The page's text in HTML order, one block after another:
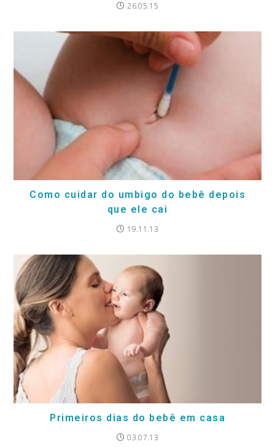
26.05.15
Como cuidar do umbigo do bebê depois
que ele cai
19.11.13
Primeiros dias do bebê em casa
03.07.13